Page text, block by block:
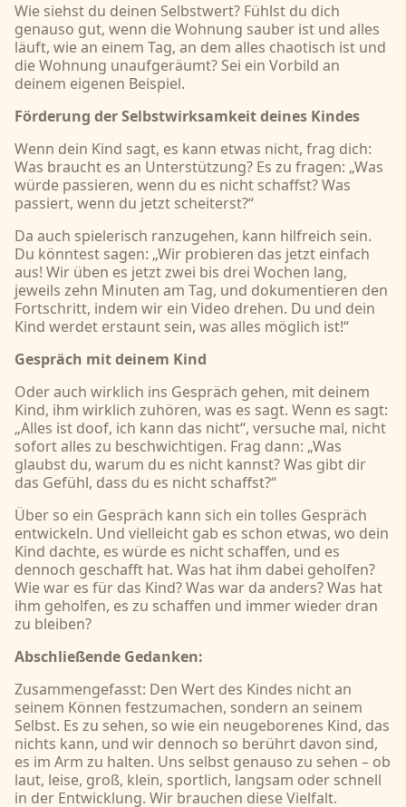
Wie siehst du deinen Selbstwert? Fühlst du dich
genauso gut, wenn die Wohnung sauber ist und alles
läuft, wie an einem Tag, an dem alles chaotisch ist und
die Wohnung unaufgeräumt? Sei ein Vorbild an
deinem eigenen Beispiel.
Förderung der Selbstwirksamkeit deines Kindes
Wenn dein Kind sagt, es kann etwas nicht, frag dich:
Was braucht es an Unterstützung? Es zu fragen: „Was
würde passieren, wenn du es nicht schaffst? Was
passiert, wenn du jetzt scheiterst?“
Da auch spielerisch ranzugehen, kann hilfreich sein.
Du könntest sagen: „Wir probieren das jetzt einfach
aus! Wir üben es jetzt zwei bis drei Wochen lang,
jeweils zehn Minuten am Tag, und dokumentieren den
Fortschritt, indem wir ein Video drehen. Du und dein
Kind werdet erstaunt sein, was alles möglich ist!“
Gespräch mit deinem Kind
Oder auch wirklich ins Gespräch gehen, mit deinem
Kind, ihm wirklich zuhören, was es sagt. Wenn es sagt:
„Alles ist doof, ich kann das nicht“, versuche mal, nicht
sofort alles zu beschwichtigen. Frag dann: „Was
glaubst du, warum du es nicht kannst? Was gibt dir
das Gefühl, dass du es nicht schaffst?“
Über so ein Gespräch kann sich ein tolles Gespräch
entwickeln. Und vielleicht gab es schon etwas, wo dein
Kind dachte, es würde es nicht schaffen, und es
dennoch geschafft hat. Was hat ihm dabei geholfen?
Wie war es für das Kind? Was war da anders? Was hat
ihm geholfen, es zu schaffen und immer wieder dran
zu bleiben?
Abschließende Gedanken:
Zusammengefasst: Den Wert des Kindes nicht an
seinem Können festzumachen, sondern an seinem
Selbst. Es zu sehen, so wie ein neugeborenes Kind, das
nichts kann, und wir dennoch so berührt davon sind,
es im Arm zu halten. Uns selbst genauso zu sehen – ob
laut, leise, groß, klein, sportlich, langsam oder schnell
in der Entwicklung. Wir brauchen diese Vielfalt.